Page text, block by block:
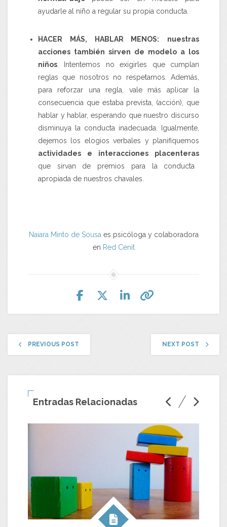
ayudarle al niño a regular su propia conducta.
HACER MÁS, HABLAR MENOS:
nuestras
acciones también sirven de modelo a los
niños . Intentemos no exigirles que cumplan
reglas que nosotros no respetamos. Además,
para reforzar una regla, vale más aplicar la
consecuencia que estaba prevista, (acción), que
hablar y hablar, esperando que nuestro discurso
disminuya la conducta inadecuada. Igualmente,
dejemos los elogios verbales y planifiquemos
actividades e interacciones placenteras
que sirvan de premios para la conducta
apropiada de nuestros chavales.
Naiara Minto de Sousa es psicóloga y colaboradora
en Red Cenit
PREVIOUS POST NEXT POST
Entradas Relacionadas